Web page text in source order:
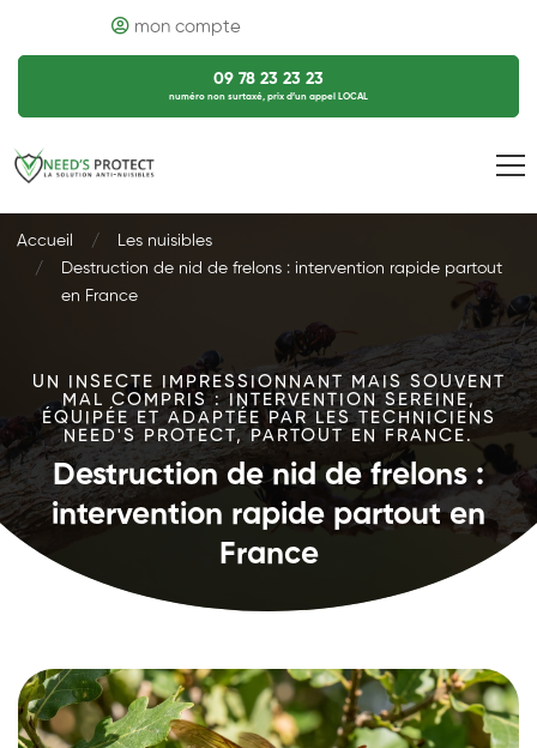
mon compte
09 78 23 23 23
numéro non surtaxé, prix d’un appel LOCAL
Accueil
Les nuisibles
Destruction de nid de frelons : intervention rapide partout
en France
UN INSECTE IMPRESSIONNANT MAIS SOUVENT
MAL COMPRIS : INTERVENTION SEREINE,
ÉQUIPÉE ET ADAPTÉE PAR LES TECHNICIENS
NEED'S PROTECT, PARTOUT EN FRANCE.
Destruction de nid de frelons :
intervention rapide partout en
France